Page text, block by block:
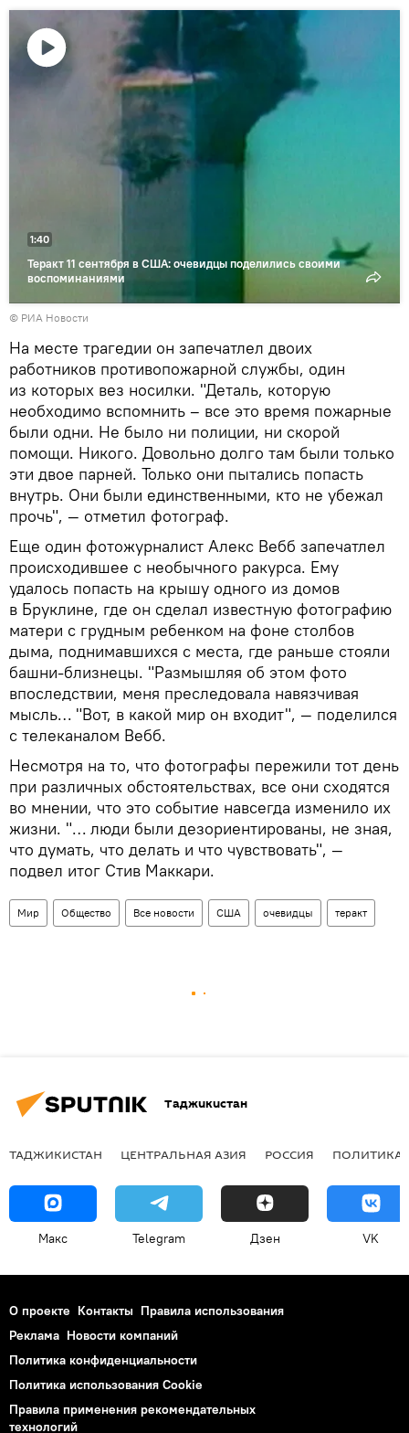
Теракт 11 сентября в США: очевидцы поделились своими
воспоминаниями
1:40
© РИА Новости
На месте трагедии он запечатлел двоих
работников противопожарной службы, один
из которых вез носилки. "Деталь, которую
необходимо вспомнить – все это время пожарные
были одни. Не было ни полиции, ни скорой
помощи. Никого. Довольно долго там были только
эти двое парней. Только они пытались попасть
внутрь. Они были единственными, кто не убежал
прочь", — отметил фотограф.
Еще один фотожурналист Алекс Вебб запечатлел
происходившее с необычного ракурса. Ему
удалось попасть на крышу одного из домов
в Бруклине, где он сделал известную фотографию
матери с грудным ребенком на фоне столбов
дыма, поднимавшихся с места, где раньше стояли
башни-близнецы. "Размышляя об этом фото
впоследствии, меня преследовала навязчивая
мысль… "Вот, в какой мир он входит", — поделился
с телеканалом Вебб.
Несмотря на то, что фотографы пережили тот день
при различных обстоятельствах, все они сходятся
во мнении, что это событие навсегда изменило их
жизни. "… люди были дезориентированы, не зная,
что думать, что делать и что чувствовать", —
подвел итог Стив Маккари.
Мир Общество Все новости США очевидцы теракт
Таджикистан
ТАДЖИКИСТАН ЦЕНТРАЛЬНАЯ АЗИЯ РОССИЯ ПОЛИТИКА
Макс Telegram Дзен VK
О проекте Контакты Правила использования
Реклама Новости компаний
Политика конфиденциальности
Политика использования Cookie
Правила применения рекомендательных
технологий